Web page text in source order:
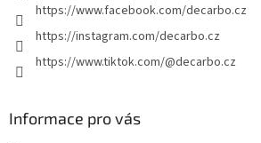
https://www.facebook.com/decarbo.cz
https://instagram.com/decarbo.cz
https://www.tiktok.com/@decarbo.cz
Informace pro vás